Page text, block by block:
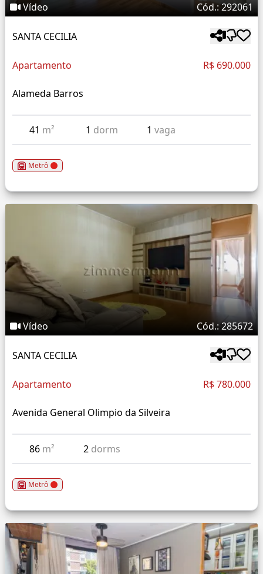
Vídeo Cód.: 292061
SANTA CECILIA
Apartamento R$ 690.000
Alameda Barros
41 m² 1 dorm 1vaga
Metrô
Vídeo Cód.: 285672
SANTA CECILIA
Apartamento R$ 780.000
Avenida General Olimpio da Silveira
86 m² 2 dorms
Metrô